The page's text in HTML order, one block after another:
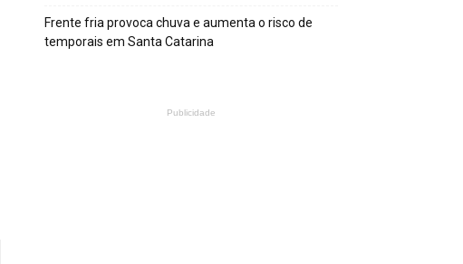
Frente fria provoca chuva e aumenta o risco de
temporais em Santa Catarina
Publicidade